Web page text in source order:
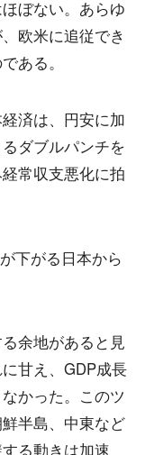
ぼない。あらゆ
欧米に追従でき
ある。
済は、円安に加
ダブルパンチを
常収支悪化に拍
下がる日本から
余地があると見
甘え、GDP成長
かった。このツ
半島、中東など
る動きは加速